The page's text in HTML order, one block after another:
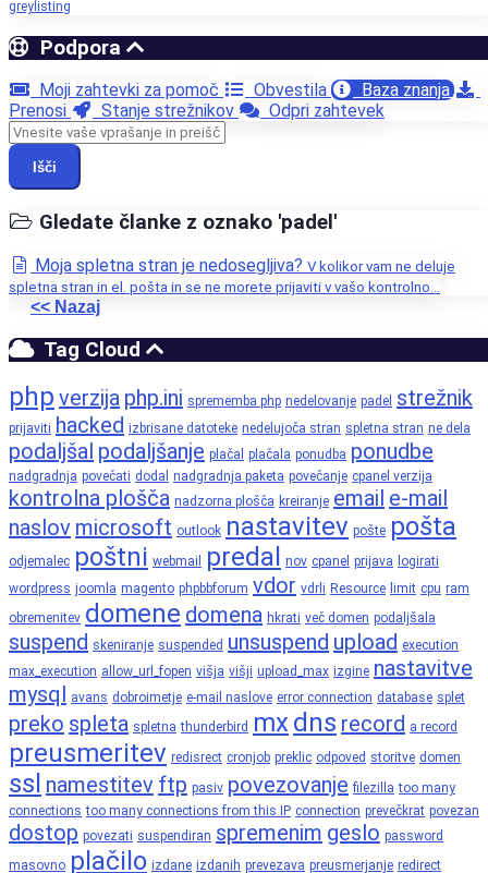
greylisting
Podpora
Moji zahtevki za pomoč Obvestila
Baza znanja
Prenosi
Stanje strežnikov Odpri zahtevek
Išči
Gledate članke z oznako 'padel'
Moja spletna stran je nedosegljiva? V kolikor vam ne deluje
spletna stran in el. pošta in se ne morete prijaviti v vašo kontrolno...
<< Nazaj
Tag Cloud
php verzija php.ini sprememba php nedelovanje padel strežnik
prijaviti hacked izbrisane datoteke nedelujoča stran spletna stran ne dela
podaljšal podaljšanje plačal plačala ponudba ponudbe
nadgradnja povečati dodal nadgradnja paketa povečanje cpanel verzija
kontrolna plošča nadzorna plošča kreiranje email e-mail
naslov microsoft outlook nastavitev pošte pošta
odjemalec poštni webmail predal nov cpanel prijava
logirati
wordpress joomla magento phpbbforum vdor vdrli Resource limit cpu ram
obremenitev domene domena hkrati več domen podaljšala
suspend skeniranje suspended unsuspend upload execution
max_execution allow_url_fopen višja višji upload_max izgine nastavitve
mysql avans dobroimetje e-mail naslove error connection database splet
preko spleta spletna thunderbird mx dns record a record
preusmeritev redisrect cronjob preklic odpoved storitve domen
ssl namestitev ftp pasiv povezovanje filezilla too many
connections too many connections from this IP connection prevečkrat povezan
dostop povezati suspendiran spremenim geslo password
masovno plačilo izdane izdanih prevezava preusmerjanje redirect